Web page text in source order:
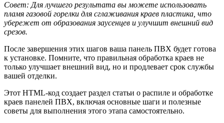
Совет: Для лучшего результата вы можете использовать
пламя газовой горелки для сглаживания краев пластика, что
убережет от образования заусенцев и улучшит внешний вид
срезов.
После завершения этих шагов ваша панель ПВХ будет готова
к установке. Помните, что правильная обработка краев не
только улучшает внешний вид, но и продлевает срок службы
вашей отделки.
Этот HTML-код создает раздел статьи о распиле и обработке
краев панелей ПВХ, включая основные шаги и полезные
советы для выполнения этого этапа самостоятельно.